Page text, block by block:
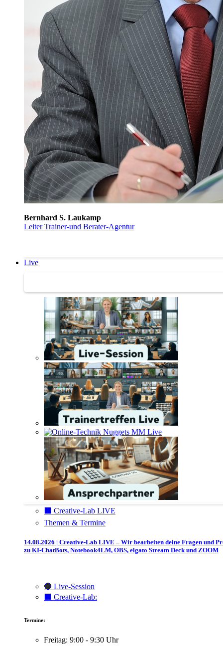
Bernhard S. Laukamp
Leiter Trainer-und Berater-Agentur
Live
⬛️ Creative-Lab LIVE
Themen & Termine
14.08.2026 | Creative-Lab LIVE – Wir bearbeiten deine Fragen und
zu KI-ChatBots, Notebook4LM, OBS, elgato Stream Deck und ZOOM
🔴 Live-Session
⬛️ Creative-Lab:
Termine:
Freitag: 9:00 - 9:30 Uhr